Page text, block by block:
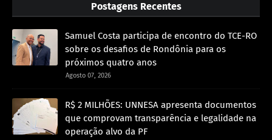
Postagens Recentes
Samuel Costa participa de encontro do TCE-RO
sobre os desafios de Rondônia para os
próximos quatro anos
Agosto 07, 2026
R$ 2 MILHÕES: UNNESA apresenta documentos
que comprovam transparência e legalidade na
operação alvo da PF